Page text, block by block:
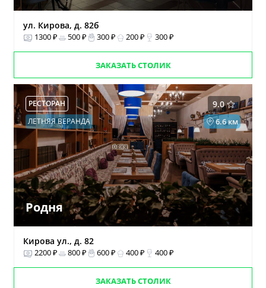
ул. Кирова, д. 82б
1300 ₽ 500 ₽ 300 ₽ 200 ₽ 300 ₽
ЗАКАЗАТЬ СТОЛИК
9.0
РЕСТОРАН
6.6 км
ЛЕТНЯЯ ВЕРАНДА
Родня
Кирова ул., д. 82
2200 ₽ 800 ₽ 600 ₽ 400 ₽ 400 ₽
ЗАКАЗАТЬ СТОЛИК